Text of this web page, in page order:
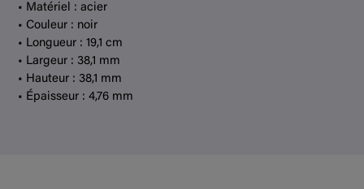
• Matériel : acier
• Couleur : noir
• Longueur : 19,1 cm
• Largeur : 38,1 mm
• Hauteur : 38,1 mm
• Épaisseur : 4,76 mm